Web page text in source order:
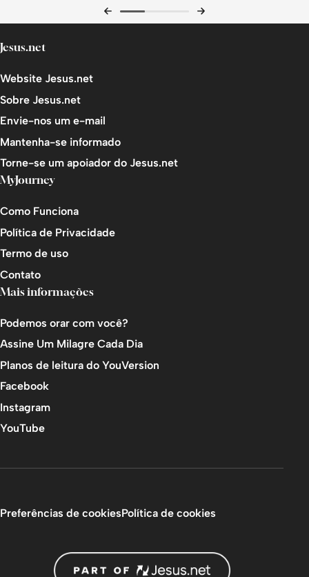
Jesus.net
Website Jesus.net
Sobre Jesus.net
Envie-nos um e-mail
Mantenha-se informado
Torne-se um apoiador do Jesus.net
MyJourney
Como Funciona
Política de Privacidade
Termo de uso
Contato
Mais informações
Podemos orar com você?
Assine Um Milagre Cada Dia
Planos de leitura do YouVersion
Facebook
Instagram
YouTube
Preferências de cookiesPolítica de cookies